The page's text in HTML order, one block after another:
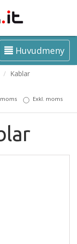
Huvudmeny
Kablar
Exkl. moms